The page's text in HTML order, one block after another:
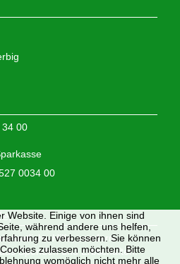
00
0034 00
staatliche Hilfe, sondern
Spenden und Erbschaften.
Website. Einige von ihnen sind
während andere uns helfen,
zu verbessern. Sie können
zulassen möchten. Bitte
womöglich nicht mehr alle